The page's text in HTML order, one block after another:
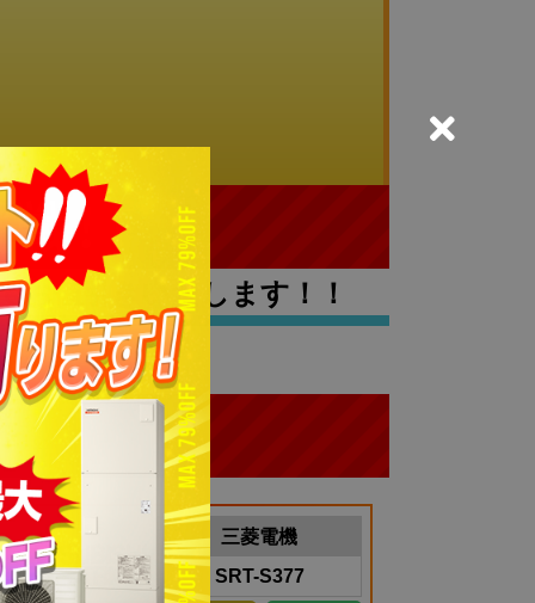
お値引き いたします！！
三菱電機
SRT-S377